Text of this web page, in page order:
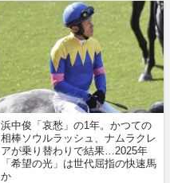
浜中俊「哀愁」の1年。かつての
相棒ソウルラッシュ、ナムラクレ
アが乗り替わりで結果…2025年
「希望の光」は世代屈指の快速馬
か